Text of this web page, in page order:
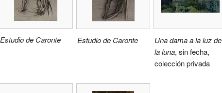
Estudio de Caronte Estudio de Caronte
Una dama a la luz de
la luna, sin fecha,
colección privada